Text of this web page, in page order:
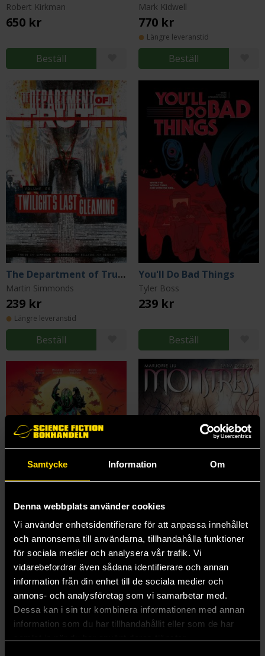
Samtycke Information Om
Denna webbplats använder cookies
Vi använder enhetsidentifierare för att anpassa innehållet
och annonserna till användarna, tillhandahålla funktioner
för sociala medier och analysera vår trafik. Vi
vidarebefordrar även sådana identifierare och annan
information från din enhet till de sociala medier och
annons- och analysföretag som vi samarbetar med.
Dessa kan i sin tur kombinera informationen med annan
information som du har tillhandahållit eller som de har
Robert Kirkman
650 kr
Beställ
Mark Kidwell
770 kr
Längre leveranstid
Beställ
The Department of Truth Vol 6, Twilight's Last Gleaming
Martin Simmonds
239 kr
Längre leveranstid
Beställ
You'll Do Bad Things
Tyler Boss
239 kr
Beställ
Bug Wars: Book One
Jason Aaron
239 kr
Längre leveranstid
Beställ
Monstress Vol 8
Marjorie M Liu
239 kr
Beställ